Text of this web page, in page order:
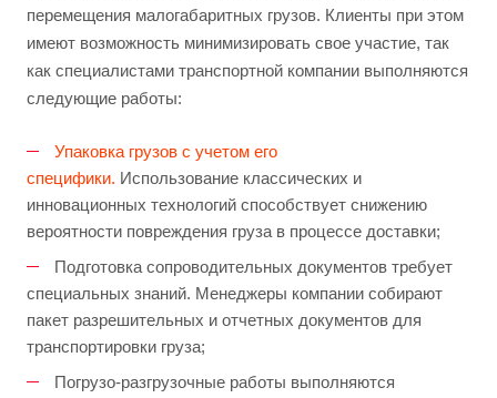
перемещения малогабаритных грузов. Клиенты при этом
имеют возможность минимизировать свое участие, так
как специалистами транспортной компании выполняются
следующие работы:
Упаковка грузов с учетом его
специфики. Использование классических и
инновационных технологий способствует снижению
вероятности повреждения груза в процессе доставки;
Подготовка сопроводительных документов требует
специальных знаний. Менеджеры компании собирают
пакет разрешительных и отчетных документов для
транспортировки груза;
Погрузо-разгрузочные работы выполняются